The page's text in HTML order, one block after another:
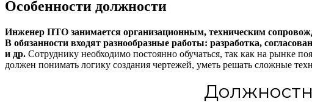
Особенности должности
Инженер ПТО занимается организационным, техническим
В обязанности входят разнообразные работы: разработка,
и др. Сотруднику необходимо постоянно обучаться, так как на рынке
должен понимать логику создания чертежей, уметь решать сложные